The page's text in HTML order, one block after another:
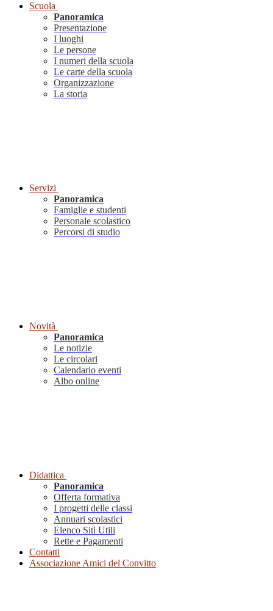
Scuola
Panoramica
Presentazione
I luoghi
Le persone
I numeri della scuola
Le carte della scuola
Organizzazione
La storia
Servizi
Panoramica
Famiglie e studenti
Personale scolastico
Percorsi di studio
Novità
Panoramica
Le notizie
Le circolari
Calendario eventi
Albo online
Didattica
Panoramica
Offerta formativa
I progetti delle classi
Annuari scolastici
Elenco Siti Utili
Rette e Pagamenti
Contatti
Associazione Amici del Convitto